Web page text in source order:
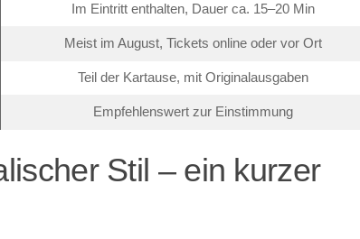
Im Eintritt enthalten, Dauer ca. 15–20 Min
Meist im August, Tickets online oder vor Ort
Teil der Kartause, mit Originalausgaben
Empfehlenswert zur Einstimmung
Stil – ein kurzer